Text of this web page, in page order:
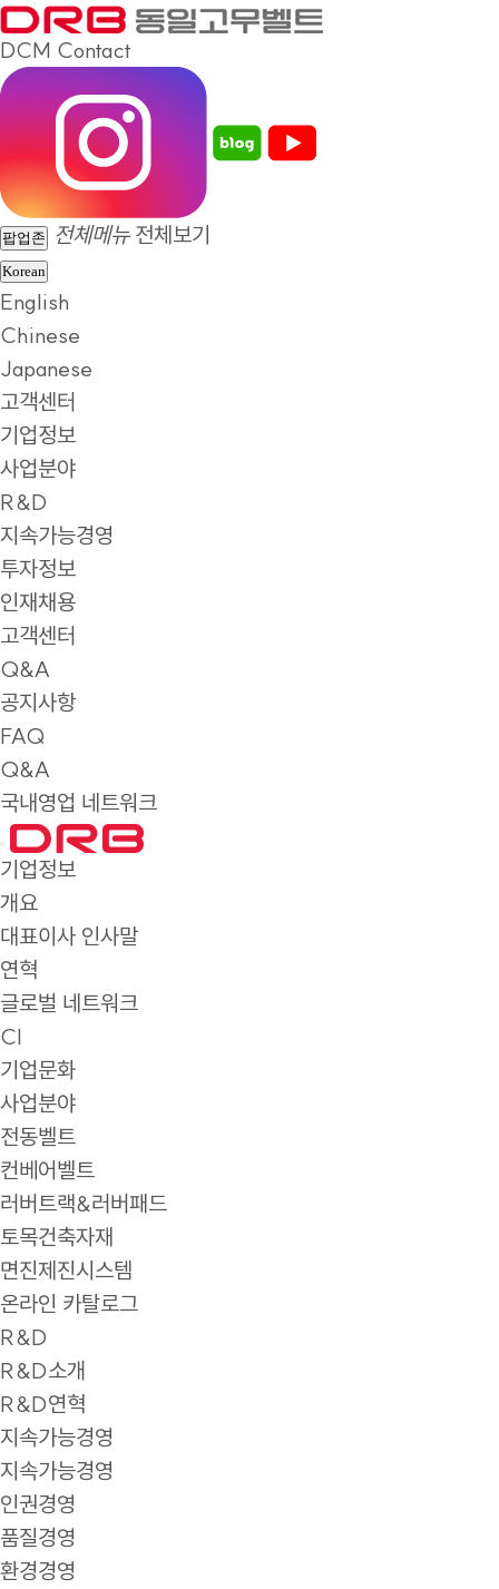
DCM Contact
팝업존 전체메뉴 전체보기
Korean
English
Chinese
Japanese
고객센터
기업정보
사업분야
R&D
지속가능경영
투자정보
인재채용
고객센터
Q&A
공지사항
FAQ
Q&A
국내영업 네트워크
기업정보
개요
대표이사 인사말
연혁
글로벌 네트워크
CI
기업문화
사업분야
전동벨트
컨베어벨트
러버트랙&러버패드
토목건축자재
면진제진시스템
온라인 카탈로그
R&D
R&D소개
R&D연혁
지속가능경영
지속가능경영
인권경영
품질경영
환경경영